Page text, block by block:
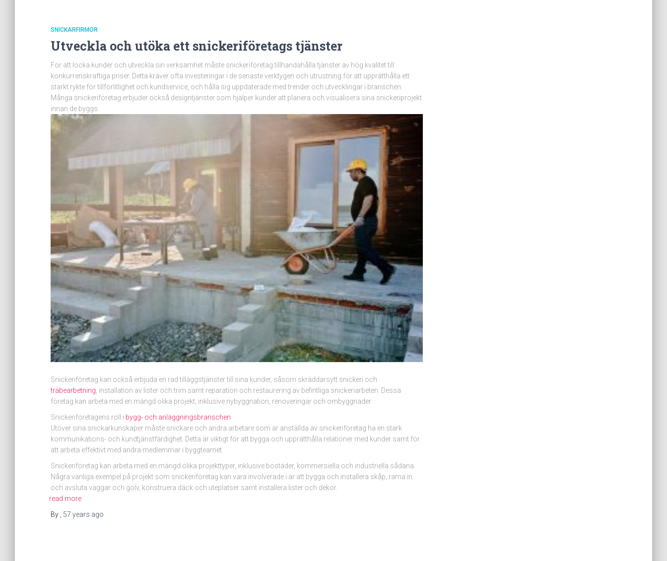
SNICKARFIRMOR
Utveckla och utöka ett snickeriföretags tjänster
För att locka kunder och utveckla sin verksamhet måste snickeriföretag tillhandahålla tjänster av hög kvalitet till
konkurrenskraftiga priser. Detta kräver ofta investeringar i de senaste verktygen och utrustning för att upprätthålla ett
starkt rykte för tillförlitlighet och kundservice, och hålla sig uppdaterade med trender och utvecklingar i branschen.
Många snickeriföretag erbjuder också designtjänster som hjälper kunder att planera och visualisera sina snickeriprojekt
innan de byggs.
Snickeriföretag kan också erbjuda en rad tilläggstjänster till sina kunder, såsom skräddarsytt snickeri och
träbearbetning , installation av lister och trim samt reparation och restaurering av befintliga snickeriarbeten. Dessa
företag kan arbeta med en mängd olika projekt, inklusive nybyggnation, renoveringar och ombyggnader.
Snickeriföretagens roll i bygg- och anläggningsbranschen
Utöver sina snickarkunskaper måste snickare och andra arbetare som är anställda av snickeriföretag ha en stark
kommunikations- och kundtjänstfärdighet. Detta är viktigt för att bygga och upprätthålla relationer med kunder samt för
att arbeta effektivt med andra medlemmar i byggteamet.
Snickeriföretag kan arbeta med en mängd olika projekttyper, inklusive bostäder, kommersiella och industriella sådana.
Några vanliga exempel på projekt som snickeriföretag kan vara involverade i är att bygga och installera skåp, rama in
och avsluta väggar och golv, konstruera däck och uteplatser samt installera lister och dekor.
read more
By
57 years ago